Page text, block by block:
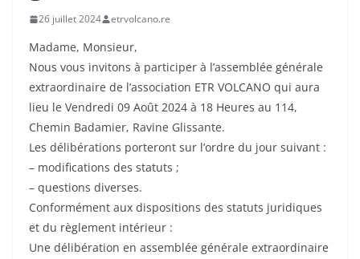
26 juillet 2024 etrvolcano.re
Madame, Monsieur,
Nous vous invitons à participer à l’assemblée générale
extraordinaire de l’association ETR VOLCANO qui aura
lieu le Vendredi 09 Août 2024 à 18 Heures au 114,
Chemin Badamier, Ravine Glissante.
Les délibérations porteront sur l’ordre du jour suivant :
– modifications des statuts ;
– questions diverses.
Conformément aux dispositions des statuts juridiques
et du règlement intérieur :
Une délibération en assemblée générale extraordinaire